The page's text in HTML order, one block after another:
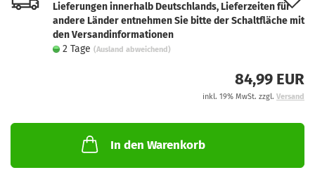
Lieferungen innerhalb Deutschlands, Lieferzeiten für
andere Länder entnehmen Sie bitte der Schaltfläche mit
den Versandinformationen
2 Tage (Ausland abweichend)
84,99 EUR
inkl. 19% MwSt. zzgl. Versand
In den Warenkorb